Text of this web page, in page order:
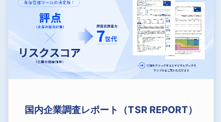
国内企業調査レポート（TSR REPORT）